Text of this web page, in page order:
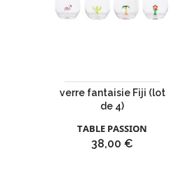
verre fantaisie Fiji (lot
de 4)
TABLE PASSION
Prix
38,00 €